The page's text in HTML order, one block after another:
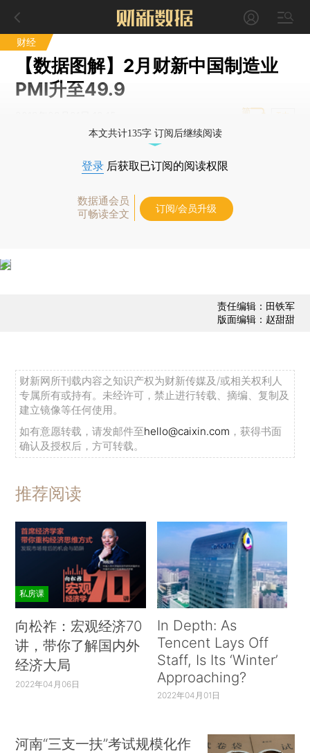
财经
【数据图解】2月财新中国制造业
PMI升至49.9
本文共计135字 订阅后继续阅读
登录 后获取已订阅的阅读权限
数据通会员
可畅读全文
订阅/会员升级
责任编辑：田铁军
版面编辑：赵甜甜
财新网所刊载内容之知识产权为财新传媒及/或相关权利人
专属所有或持有。未经许可，禁止进行转载、摘编、复制及
建立镜像等任何使用。
如有意愿转载，请发邮件至hello@caixin.com ，获得书面
确认及授权后，方可转载。
推荐阅读
私房课
向松祚：宏观经济70
讲，带你了解国内外
经济大局
2022年04月06日
In Depth: As
Tencent Lays Off
Staff, Is Its ‘Winter’
Approaching?
2022年04月01日
河南“三支一扶”考试规模化作